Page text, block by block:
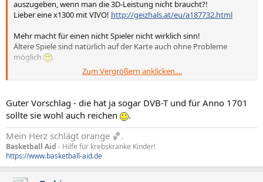
auszugeben, wenn man die 3D-Leistung nicht braucht?!
Lieber eine x1300 mit VIVO! http://geizhals.at/eu/a187732.html
Mehr macht für einen nicht Spieler nicht wirklich sinn!
Ältere Spiele sind natürlich auf der Karte auch ohne Probleme
möglich
.
Zum Vergrößern anklicken....
Guter Vorschlag - die hat ja sogar DVB-T und für Anno 1701
sollte sie wohl auch reichen
.
Mein Herz schlägt orange 🏀.
Basketball Aid - Hilfe für krebskranke Kinder!
https://www.basketball-aid.de